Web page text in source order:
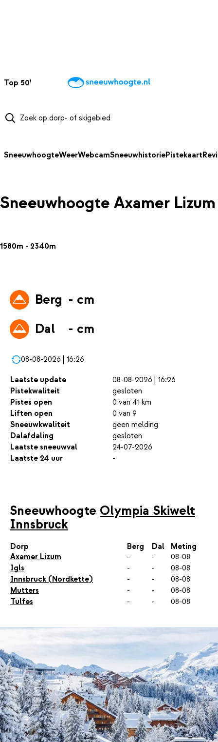
Top 50Webcams WintersportweerKaarten
SneeuwhoogteWeerWebcamSneeuwhistoriePistekaart
Sneeuwhoogte Axamer Lizum
1580m - 2340m
Berg - cm
Dal
- cm
08-08-2026 | 16:26
Laatste update
08-08-2026 | 16:26
Pistekwaliteit
gesloten
Pistes open
0 van 41 km
Liften open
0 van 9
Sneeuwkwaliteit
geen melding
Dalafdaling
gesloten
Laatste sneeuwval
24-07-2026
Laatste 24 uur
-
Sneeuwhoogte Olympia Skiwelt
Innsbruck
Dorp Berg Dal
Meting
Axamer Lizum
- -
08-08
Igls
- -
08-08
Innsbruck (Nordkette)
- -
08-08
Mutters
- -
08-08
Tulfes
- - 08-08